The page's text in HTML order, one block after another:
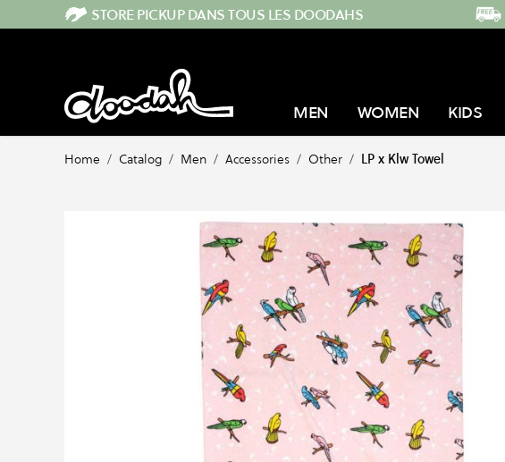
Skip to ContentSTORE PICKUP DANS TOUS LES DOODAHS
MEN WOMEN KIDS
Home / Catalog / Men / Accessories / Other / LP x Klw Towel